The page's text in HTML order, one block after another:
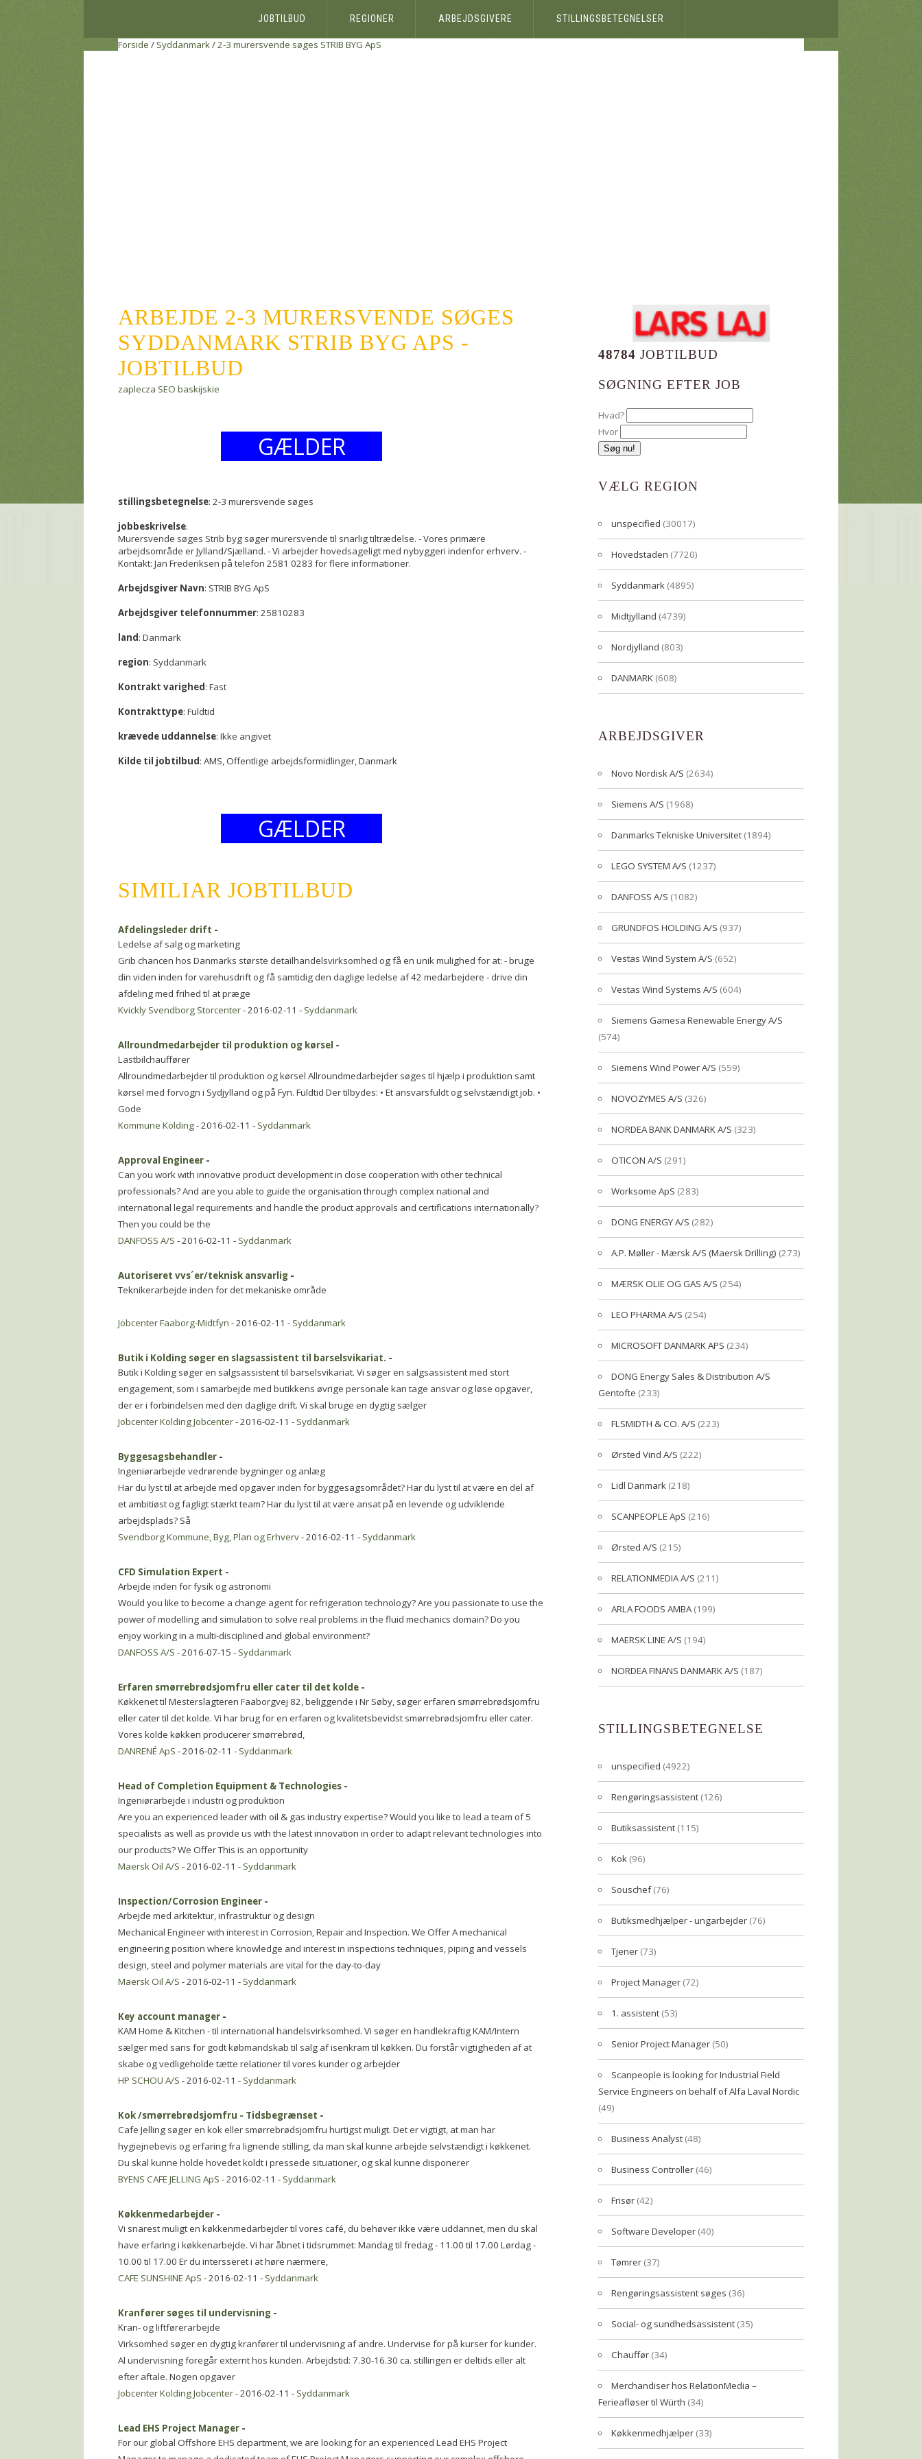
JOBTILBUD REGIONER ARBEJDSGIVERE STILLINGSBETEGNELSER
Forside / Syddanmark/2-3 murersvende søges STRIB BYG ApS
ARBEJDE 2-3 MURERSVENDE SØGES
SYDDANMARK STRIB BYG APS -
JOBTILBUD
zaplecza SEO baskijskie
GÆLDER
stillingsbetegnelse: 2-3 murersvende søges
jobbeskrivelse:
Murersvende søges Strib byg søger murersvende til snarlig tiltrædelse. - Vores primære
arbejdsområde er Jylland/Sjælland. - Vi arbejder hovedsageligt med nybyggeri indenfor erhverv. -
Kontakt: Jan Frederiksen på telefon 2581 0283 for flere informationer.
Arbejdsgiver Navn: STRIB BYG ApS
Arbejdsgiver telefonnummer: 25810283
land: Danmark
region: Syddanmark
Kontrakt varighed: Fast
Kontrakttype: Fuldtid
krævede uddannelse: Ikke angivet
Kilde til jobtilbud: AMS, Offentlige arbejdsformidlinger, Danmark
GÆLDER
SIMILIAR JOBTILBUD
Afdelingsleder drift -
Ledelse af salg og marketing
Grib chancen hos Danmarks største detailhandelsvirksomhed og få en unik mulighed for at: - bruge
din viden inden for varehusdrift og få samtidig den daglige ledelse af 42 medarbejdere - drive din
afdeling med frihed til at præge
Kvickly Svendborg Storcenter- 2016-02-11 - Syddanmark
Allroundmedarbejder til produktion og kørsel -
Lastbilchauffører
Allroundmedarbejder til produktion og kørsel Allroundmedarbejder søges til hjælp i produktion samt
kørsel med forvogn i Sydjylland og på Fyn. Fuldtid Der tilbydes: • Et ansvarsfuldt og selvstændigt job. •
Gode
Kommune Kolding- 2016-02-11 - Syddanmark
Approval Engineer -
Can you work with innovative product development in close cooperation with other technical
professionals? And are you able to guide the organisation through complex national and
international legal requirements and handle the product approvals and certifications internationally?
Then you could be the
DANFOSS A/S - 2016-02-11 - Syddanmark
Autoriseret vvs´er/teknisk ansvarlig -
Teknikerarbejde inden for det mekaniske område
Jobcenter Faaborg-Midtfyn - 2016-02-11 - Syddanmark
Butik i Kolding søger en slagsassistent til barselsvikariat. -
Butik i Kolding søger en salgsassistent til barselsvikariat. Vi søger en salgsassistent med stort
engagement, som i samarbejde med butikkens øvrige personale kan tage ansvar og løse opgaver,
der er i forbindelsen med den daglige drift. Vi skal bruge en dygtig sælger
Jobcenter Kolding Jobcenter- 2016-02-11 - Syddanmark
Byggesagsbehandler -
Ingeniørarbejde vedrørende bygninger og anlæg
Har du lyst til at arbejde med opgaver inden for byggesagsområdet? Har du lyst til at være en del af
et ambitiøst og fagligt stærkt team? Har du lyst til at være ansat på en levende og udviklende
arbejdsplads? Så
Svendborg Kommune, Byg, Plan og Erhverv- 2016-02-11 - Syddanmark
CFD Simulation Expert -
Arbejde inden for fysik og astronomi
Would you like to become a change agent for refrigeration technology? Are you passionate to use the
power of modelling and simulation to solve real problems in the fluid mechanics domain? Do you
enjoy working in a multi-disciplined and global environment?
DANFOSS A/S - 2016-07-15 - Syddanmark
Erfaren smørrebrødsjomfru eller cater til det kolde -
Køkkenet til Mesterslagteren Faaborgvej 82, beliggende i Nr Søby, søger erfaren smørrebrødsjomfru
eller cater til det kolde. Vi har brug for en erfaren og kvalitetsbevidst smørrebrødsjomfru eller cater.
Vores kolde køkken producerer smørrebrød,
DANRENÉ ApS - 2016-02-11 - Syddanmark
Head of Completion Equipment & Technologies -
Ingeniørarbejde i industri og produktion
Are you an experienced leader with oil & gas industry expertise? Would you like to lead a team of 5
specialists as well as provide us with the latest innovation in order to adapt relevant technologies into
our products? We Offer This is an opportunity
Maersk Oil A/S - 2016-02-11 - Syddanmark
Inspection/Corrosion Engineer -
Arbejde med arkitektur, infrastruktur og design
Mechanical Engineer with interest in Corrosion, Repair and Inspection. We Offer A mechanical
engineering position where knowledge and interest in inspections techniques, piping and vessels
design, steel and polymer materials are vital for the day-to-day
Maersk Oil A/S - 2016-02-11 - Syddanmark
Key account manager -
KAM Home & Kitchen - til international handelsvirksomhed. Vi søger en handlekraftig KAM/Intern
sælger med sans for godt købmandskab til salg af isenkram til køkken. Du forstår vigtigheden af at
skabe og vedligeholde tætte relationer til vores kunder og arbejder
HP SCHOU A/S - 2016-02-11 - Syddanmark
Kok /smørrebrødsjomfru - Tidsbegrænset -
Cafe Jelling søger en kok eller smørrebrødsjomfru hurtigst muligt. Det er vigtigt, at man har
hygiejnebevis og erfaring fra lignende stilling, da man skal kunne arbejde selvstændigt i køkkenet.
Du skal kunne holde hovedet koldt i pressede situationer, og skal kunne disponerer
BYENS CAFE JELLING ApS - 2016-02-11 - Syddanmark
Køkkenmedarbejder -
Vi snarest muligt en køkkenmedarbejder til vores café, du behøver ikke være uddannet, men du skal
have erfaring i køkkenarbejde. Vi har åbnet i tidsrummet: Mandag til fredag - 11.00 til 17.00 Lørdag -
10.00 til 17.00 Er du intersseret i at høre nærmere,
CAFE SUNSHINE ApS - 2016-02-11 - Syddanmark
Kranfører søges til undervisning -
Kran- og liftførerarbejde
Virksomhed søger en dygtig kranfører til undervisning af andre. Undervise for på kurser for kunder.
Al undervisning foregår externt hos kunden. Arbejdstid: 7.30-16.30 ca. stillingen er deltids eller alt
efter aftale. Nogen opgaver
Jobcenter Kolding Jobcenter- 2016-02-11 - Syddanmark
Lead EHS Project Manager -
For our global Offshore EHS department, we are looking for an experienced Lead EHS Project
48784 JOBTILBUD
SØGNING EFTER JOB
Hvad?
Hvor
VÆLG REGION
unspecified (30017)
Hovedstaden (7720)
Syddanmark (4895)
Midtjylland (4739)
Nordjylland (803)
DANMARK (608)
ARBEJDSGIVER
Novo Nordisk A/S (2634)
Siemens A/S (1968)
Danmarks Tekniske Universitet (1894)
LEGO SYSTEM A/S (1237)
DANFOSS A/S (1082)
GRUNDFOS HOLDING A/S (937)
Vestas Wind System A/S (652)
Vestas Wind Systems A/S (604)
Siemens Gamesa Renewable Energy A/S
(574)
Siemens Wind Power A/S (559)
NOVOZYMES A/S (326)
NORDEA BANK DANMARK A/S (323)
OTICON A/S (291)
Worksome ApS (283)
DONG ENERGY A/S (282)
A.P. Møller - Mærsk A/S (Maersk Drilling) (273)
MÆRSK OLIE OG GAS A/S (254)
LEO PHARMA A/S (254)
MICROSOFT DANMARK APS (234)
DONG Energy Sales & Distribution A/S
Gentofte (233)
FLSMIDTH & CO. A/S (223)
Ørsted Vind A/S (222)
Lidl Danmark (218)
SCANPEOPLE ApS (216)
Ørsted A/S (215)
RELATIONMEDIA A/S (211)
ARLA FOODS AMBA(199)
MAERSK LINE A/S (194)
NORDEA FINANS DANMARK A/S (187)
STILLINGSBETEGNELSE
unspecified (4922)
Rengøringsassistent (126)
Butiksassistent (115)
Kok (96)
Souschef(76)
Butiksmedhjælper - ungarbejder (76)
Tjener (73)
Project Manager (72)
1. assistent (53)
Senior Project Manager (50)
Scanpeople is looking for Industrial Field
Service Engineers on behalf of Alfa Laval Nordic
(49)
Business Analyst (48)
Business Controller (46)
Frisør (42)
Software Developer (40)
Tømrer (37)
Rengøringsassistent søges (36)
Social- og sundhedsassistent (35)
Chauffør (34)
Merchandiser hos RelationMedia –
Ferieafløser til Würth (34)
Køkkenmedhjælper (33)